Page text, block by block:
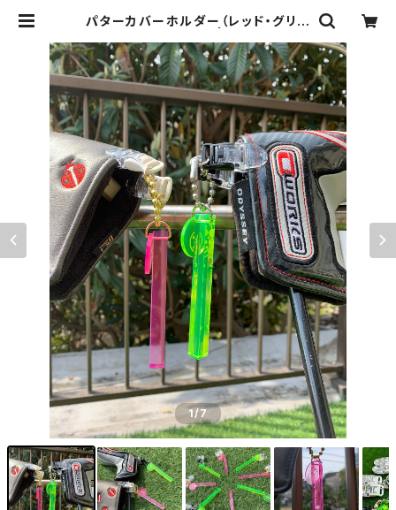
パターカバーホルダー（レッド・グリー
社
1/7